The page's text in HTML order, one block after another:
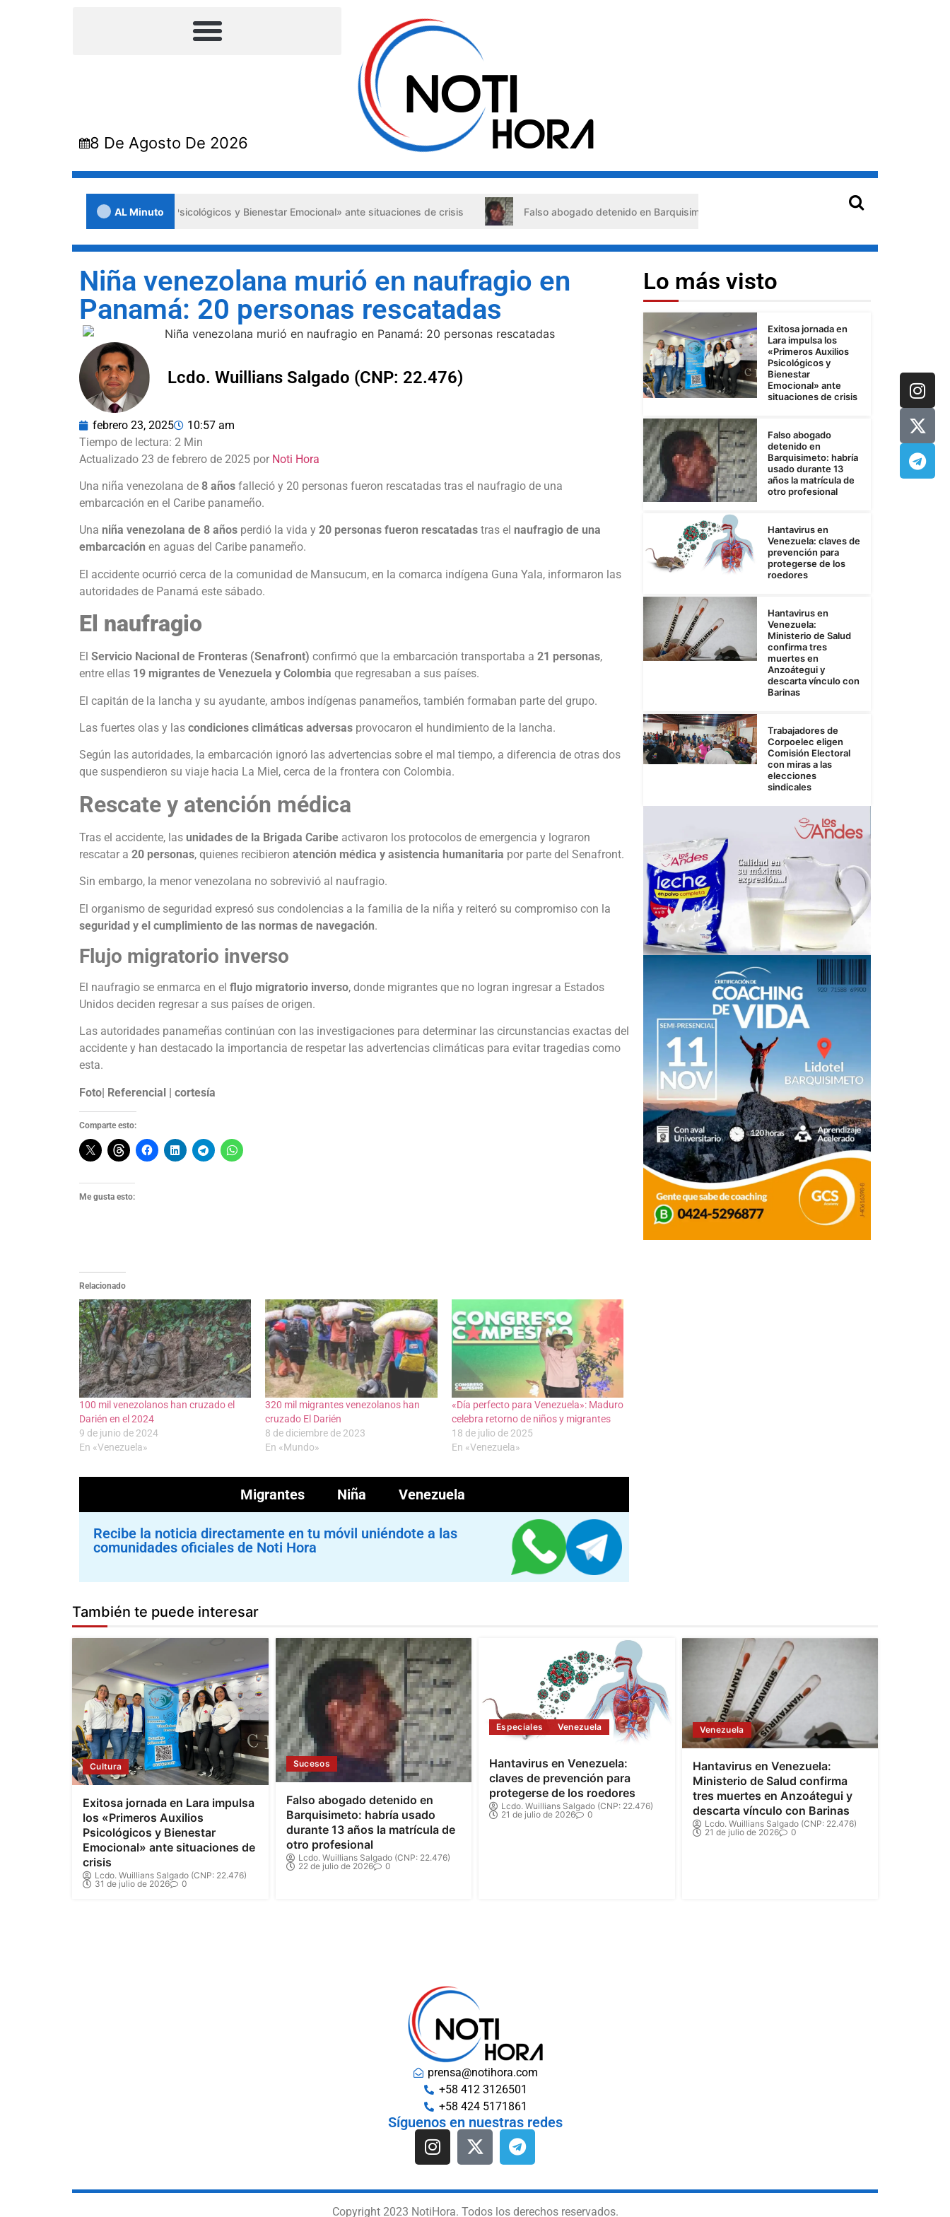
8 De Agosto De 2026
AL Minuto
los «Primeros Auxilios Psicológicos y Bienestar Emocional» ante situaciones de crisis Falso abogado detenido en Barquisimeto: habría usado durante 13 años la matrícula de otro
Niña venezolana murió en naufragio en
Panamá: 20 personas rescatadas
Lcdo. Wuillians Salgado (CNP: 22.476)
febrero 23, 2025 10:57 am
Actualizado 23 de febrero de 2025 por Noti Hora
Una niña venezolana de 8 años falleció y 20 personas fueron rescatadas tras el naufragio de una
embarcación en el Caribe panameño.
Una niña venezolana de 8 años perdió la vida y 20 personas fueron rescatadas tras el naufragio de una
embarcación en aguas del Caribe panameño.
El accidente ocurrió cerca de la comunidad de Mansucum, en la comarca indígena Guna Yala, informaron las
autoridades de Panamá este sábado.
El naufragio
El Servicio Nacional de Fronteras (Senafront) confirmó que la embarcación transportaba a 21 personas,
entre ellas 19 migrantes de Venezuela y Colombia que regresaban a sus países.
El capitán de la lancha y su ayudante, ambos indígenas panameños, también formaban parte del grupo.
Las fuertes olas y las condiciones climáticas adversas provocaron el hundimiento de la lancha.
Según las autoridades, la embarcación ignoró las advertencias sobre el mal tiempo, a diferencia de otras dos
que suspendieron su viaje hacia La Miel, cerca de la frontera con Colombia.
Rescate y atención médica
Tras el accidente, las unidades de la Brigada Caribe activaron los protocolos de emergencia y lograron
rescatar a 20 personas, quienes recibieron atención médica y asistencia humanitaria por parte del Senafront.
Sin embargo, la menor venezolana no sobrevivió al naufragio.
El organismo de seguridad expresó sus condolencias a la familia de la niña y reiteró su compromiso con la
seguridad y el cumplimiento de las normas de navegación.
Flujo migratorio inverso
El naufragio se enmarca en el flujo migratorio inverso, donde migrantes que no logran ingresar a Estados
Unidos deciden regresar a sus países de origen.
Las autoridades panameñas continúan con las investigaciones para determinar las circunstancias exactas del
accidente y han destacado la importancia de respetar las advertencias climáticas para evitar tragedias como
esta.
Foto| Referencial | cortesía
Comparte esto:
Me gusta esto:
Relacionado
100 mil venezolanos han cruzado el
Darién en el 2024
9 de junio de 2024
En «Venezuela»
320 mil migrantes venezolanos han
cruzado El Darién
8 de diciembre de 2023
En «Mundo»
«Día perfecto para Venezuela»: Maduro
celebra retorno de niños y migrantes
18 de julio de 2025
En «Venezuela»
Migrantes Niña Venezuela
Recibe la noticia directamente en tu móvil uniéndote a las
comunidades oficiales de Noti Hora
Lo más visto
Exitosa jornada en
Lara impulsa los
«Primeros Auxilios
Psicológicos y
Bienestar
Emocional» ante
situaciones de crisis
Falso abogado
detenido en
Barquisimeto: habría
usado durante 13
años la matrícula de
otro profesional
Hantavirus en
Venezuela: claves de
prevención para
protegerse de los
roedores
Hantavirus en
Venezuela:
Ministerio de Salud
confirma tres
muertes en
Anzoátegui y
descarta vínculo con
Barinas
Trabajadores de
Corpoelec eligen
Comisión Electoral
con miras a las
elecciones
sindicales
También te puede interesar
Cultura
Exitosa jornada en Lara impulsa
los «Primeros Auxilios
Psicológicos y Bienestar
Emocional» ante situaciones de
crisis
Lcdo. Wuillians Salgado (CNP: 22.476)
31 de julio de 2026
0
Sucesos
Falso abogado detenido en
Barquisimeto: habría usado
durante 13 años la matrícula de
otro profesional
Lcdo. Wuillians Salgado (CNP: 22.476)
22 de julio de 2026
0
Especiales Venezuela
Hantavirus en Venezuela:
claves de prevención para
protegerse de los roedores
Lcdo. Wuillians Salgado (CNP: 22.476)
21 de julio de 2026
0
Venezuela
Hantavirus en Venezuela:
Ministerio de Salud confirma
tres muertes en Anzoátegui y
descarta vínculo con Barinas
Lcdo. Wuillians Salgado (CNP: 22.476)
21 de julio de 2026
0
prensa@notihora.com
+58 412 3126501
+58 424 5171861
Síguenos en nuestras redes
Copyright 2023 NotiHora. Todos los derechos reservados.